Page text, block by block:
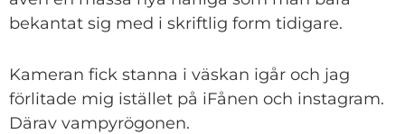
bekantat sig med i skriftlig form tidigare.
Kameran fick stanna i väskan igår och jag
förlitade mig istället på iFånen och instagram.
Därav vampyrögonen.